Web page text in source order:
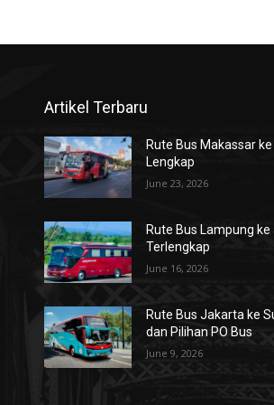
Artikel Terbaru
Rute Bus Makassar
Lengkap
June 23, 2026
Rute Bus Lampung
Terlengkap
June 16, 2026
Rute Bus Jakarta ke
dan Pilihan PO Bus
June 9, 2026